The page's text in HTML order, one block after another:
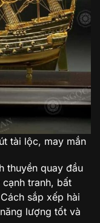
tài lộc, may mắn
thuyền quay đầu
tranh, bất
sắp xếp hài
lượng tốt và